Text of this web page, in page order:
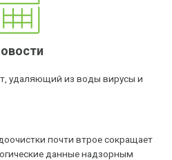
удаляющий из воды вирусы и
почти втрое сокращает
данные надзорным